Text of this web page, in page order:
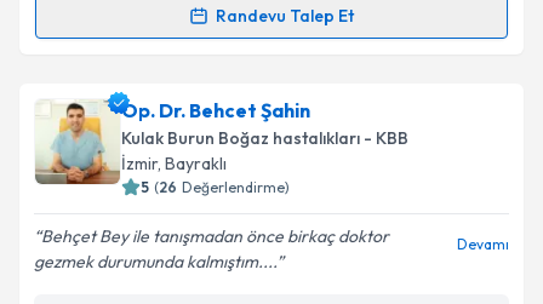
Randevu Talep Et
Randevu Takvimi Talebi
Prof. Dr. Enver Altaşiçin randevu takvimi talebi
oluşturun. Size bu uzmandan randevu almanız için bir
takvim hazırlandığında e-posta ile bilgilendireceğiz.
Op. Dr. Behcet Şahin
Kulak Burun Boğaz hastalıkları - KBB
İzmir, Bayraklı
5 (26 Değerlendirme)
Behçet Bey ile tanışmadan önce birkaç doktor
gezmek durumunda kalmıştım....
Devamı